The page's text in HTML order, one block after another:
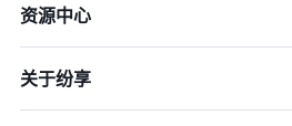
资源中心
关于纷享